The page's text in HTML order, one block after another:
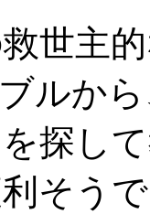
世主
ルか
探し
そう